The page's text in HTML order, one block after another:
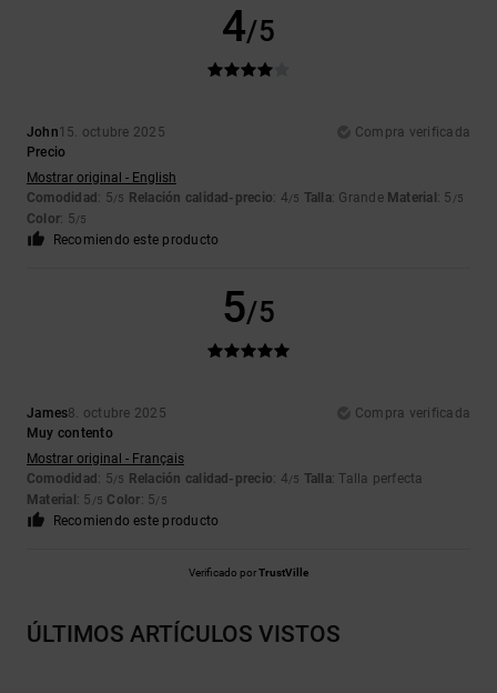
4/5
John15. octubre 2025
Compra verificada
Precio
Mostrar original - English
Comodidad : 5/5 Relación calidad-precio: 4/5 Talla: Grande Material : 5 /5
Color: 5/5
Recomiendo este producto
5/5
James8. octubre 2025
Compra verificada
Muy contento
Mostrar original - Français
Comodidad : 5/5 Relación calidad-precio: 4/5 Talla: Talla perfecta
Material : 5 /5 Color: 5/5
Recomiendo este producto
Verificado porTrustVille
ÚLTIMOS ARTÍCULOS VISTOS